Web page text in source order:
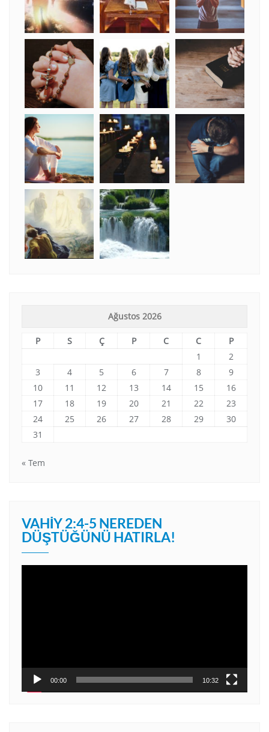
Ağustos 2026
P S Ç P C C
P
1
2
3
4 5 6 7 8
9
10
11 12 13 14 15
16
17
18 19 20 21 22
23
24
25 26 27 28 29
30
31
« Tem
VAHIY 2:4-5 NEREDEN
DÜŞTÜĞÜNÜ HATIRLA!
00:00 10:32